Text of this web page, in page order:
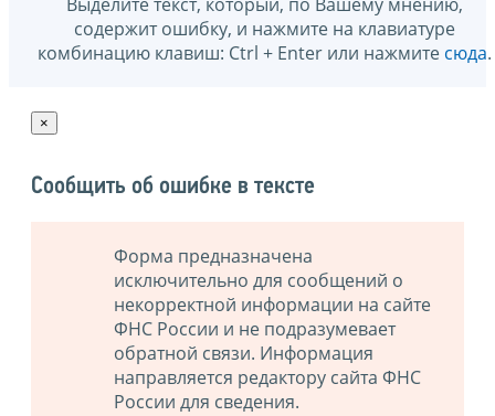
содержит ошибку, и нажмите на клавиатуре
комбинацию клавиш: Ctrl + Enter или нажмите сюда.
×
Сообщить об ошибке в тексте
Форма предназначена
исключительно для сообщений о
некорректной информации на сайте
ФНС России и не подразумевает
обратной связи. Информация
направляется редактору сайта ФНС
России для сведения.